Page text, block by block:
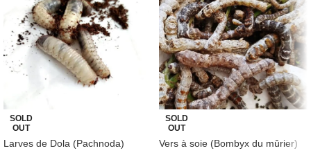
SOLD
OUT
Larves de Dola (Pachnoda)
SOLD
OUT
Vers à soie (Bombyx du mûrier)